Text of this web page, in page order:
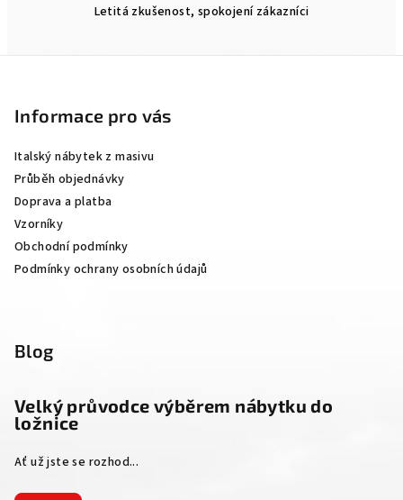
Letitá zkušenost, spokojení zákazníci
Informace pro vás
Italský nábytek z masivu
Průběh objednávky
Doprava a platba
Vzorníky
Obchodní podmínky
Podmínky ochrany osobních údajů
Blog
Velký průvodce výběrem nábytku do
ložnice
Ať už jste se rozhod...